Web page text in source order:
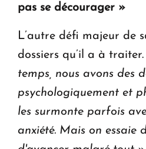
pas se décourager »
L’autre défi majeur de
dossiers qu’il a à traiter.
temps, nous avons des
psychologiquement et
les surmonte parfois
anxiété. Mais on essaie